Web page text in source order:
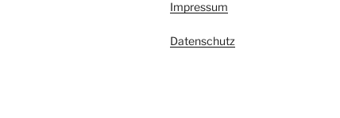
Impressum
Datenschutz